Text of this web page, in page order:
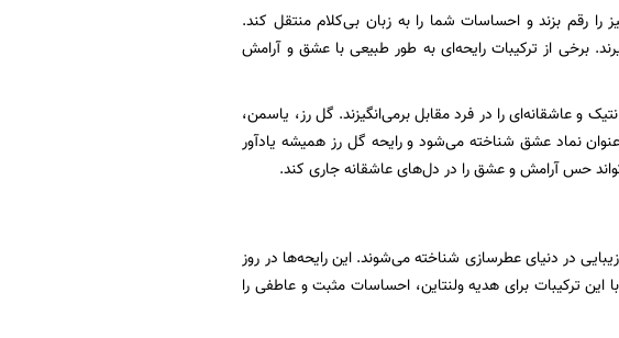
را رقم بزند و احساسات شما را به زبان بی‌کلام منتقل کند.
برخی از ترکیبات رایحه‌ای به طور طبیعی با عشق و آرامش
و عاشقانه‌ای را در فرد مقابل برمی‌انگیزند. گل رز، یاسمن،
نماد عشق شناخته می‌شود و رایحه گل رز همیشه یادآور
حس آرامش و عشق را در دل‌های عاشقانه جاری کند.
در دنیای عطرسازی شناخته می‌شوند. این رایحه‌ها در روز
این ترکیبات برای هدیه ولنتاین، احساسات مثبت و عاطفی را